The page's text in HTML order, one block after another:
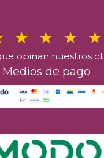
opinan nuestros
Medios de pago